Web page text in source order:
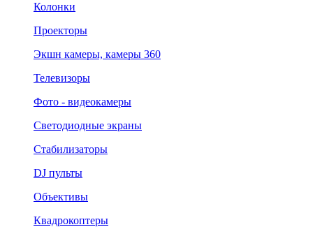
Колонки
Проекторы
Экшн камеры, камеры 360
Телевизоры
Фото - видеокамеры
Светодиодные экраны
Стабилизаторы
DJ пульты
Объективы
Квадрокоптеры